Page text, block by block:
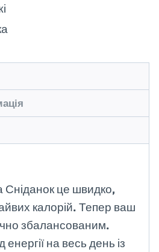
Сніданок це швидко,
калорій. Тепер ваш
збалансованим.
на весь день із